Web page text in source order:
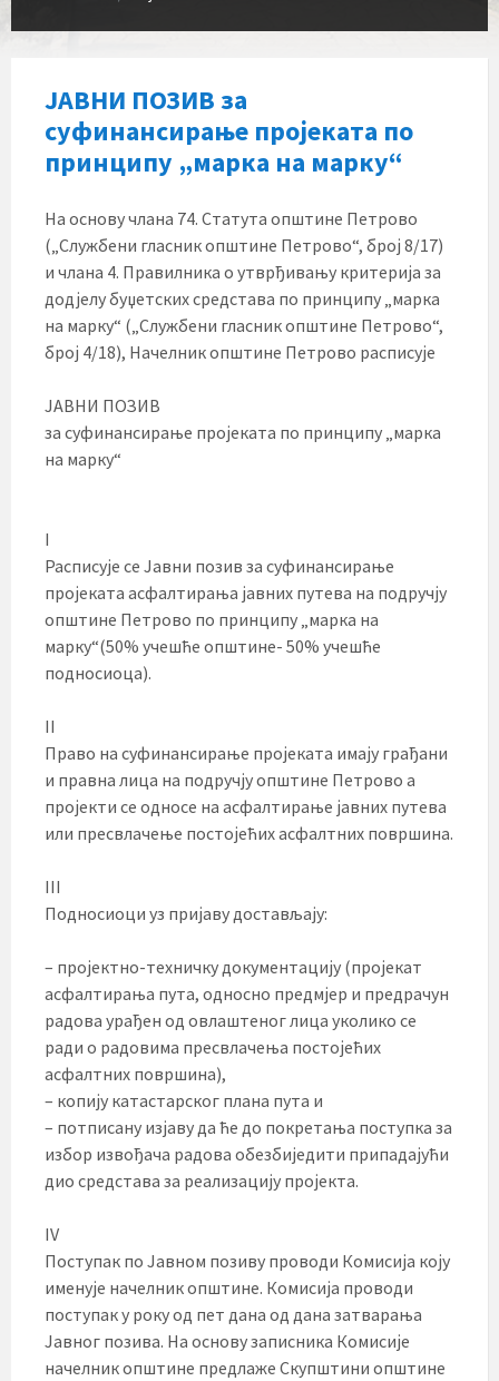
ЈАВНИ ПОЗИВ за
суфинансирање пројеката по
принципу „марка на марку“
На основу члана 74. Статута општине Петрово
(„Службени гласник општине Петрово“, број 8/17)
и члана 4. Правилника о утврђивању критерија за
додјелу буџетских средстава по принципу „марка
на марку“ („Службени гласник општине Петрово“,
број 4/18), Начелник општине Петрово расписује
ЈАВНИ ПОЗИВ
за суфинансирање пројеката по принципу „марка
на марку“
I
Расписује се Јавни позив за суфинансирање
пројеката асфалтирања јавних путева на подручју
општине Петрово по принципу „марка на
марку“(50% учешће општине- 50% учешће
подносиоца).
II
Право на суфинансирање пројеката имају грађани
и правна лица на подручју општине Петрово а
пројекти се односе на асфалтирање јавних путева
или пресвлачење постојећих асфалтних површина.
III
Подносиоци уз пријаву достављају:
– пројектно-техничку документацију (пројекат
асфалтирања пута, односно предмјер и предрачун
радова урађен од овлаштеног лица уколико се
ради о радовима пресвлачења постојећих
асфалтних површина),
– копију катастарског плана пута и
– потписану изјаву да ће до покретања поступка за
избор извођача радова обезбиједити припадајући
дио средстава за реализацију пројекта.
IV
Поступак по Јавном позиву проводи Комисија коју
именује начелник општине. Комисија проводи
поступак у року од пет дана од дана затварања
Јавног позива. На основу записника Комисије
начелник општине предлаже Скупштини општине